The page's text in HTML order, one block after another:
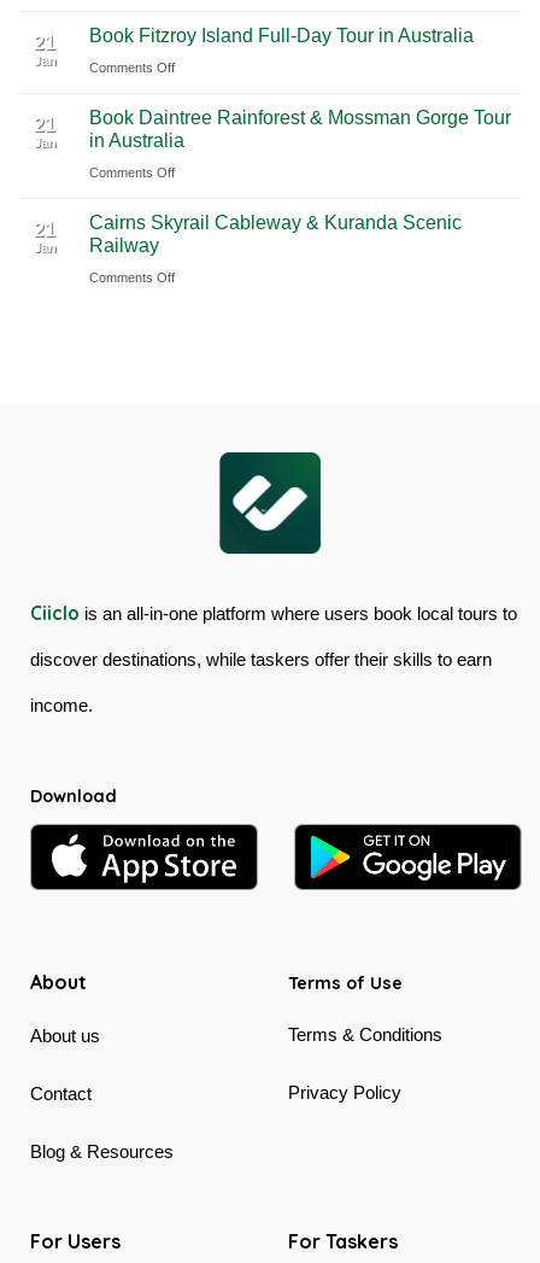
(PVG)
|
Book
Service
with
Ciiclo
Blue
Mountains
Tour
from
Sydney
21
Jan
Book Fitzroy Island Full-Day Tour in Australia
Comments Offon
Fitzroy
Island
Full-
Tour
Australia
21
Jan
Book Daintree Rainforest & Mossman Gorge Tour
in Australia
Comments Offon
Daintree
&
21
Jan
Cairns Skyrail Cableway & Kuranda Scenic
Railway
Comments Offon
Ciiclo is an all-in-one platform where users book local tours to
discover destinations, while taskers offer their skills to earn
income.
Download
About
About us
Contact
Blog & Resources
Terms of Use
Terms & Conditions
Privacy Policy
For Users For Taskers